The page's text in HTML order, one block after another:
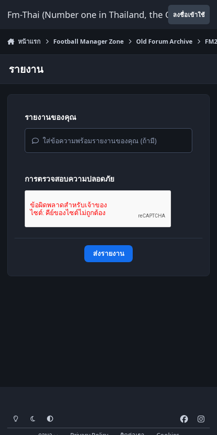
Fm-Thai (Number one in Thailand, the Onlyลงชื่อเข้าใช้
หน้าแรก Football Manager Zone Old Forum Archive
รายงาน
รายงานของคุณ
ใส่ข้อความพร้อมรายงานของคุณ (ถ้ามี)
การตรวจสอบความปลอดภัย
ส่งรายงาน
โหมดสว่างโหมดมืด การตั้งค่าระบบ
a
n